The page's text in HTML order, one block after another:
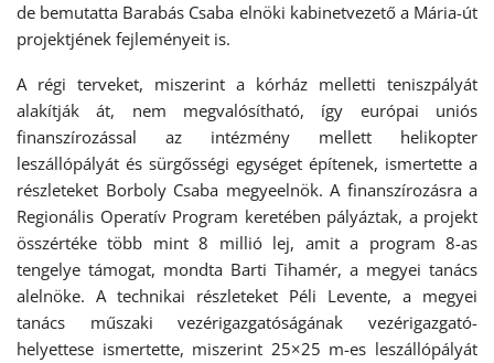
de bemutatta Barabás Csaba elnöki kabinetvezető a Mária-út
projektjének fejleményeit is.
A régi terveket, miszerint a kórház melletti teniszpályát
alakítják át, nem megvalósítható, így európai uniós
finanszírozással az intézmény mellett helikopter
leszállópályát és sürgősségi egységet építenek, ismertette a
részleteket Borboly Csaba megyeelnök. A finanszírozásra a
Regionális Operatív Program keretében pályáztak, a projekt
összértéke több mint 8 millió lej, amit a program 8-as
tengelye támogat, mondta Barti Tihamér, a megyei tanács
alelnöke. A technikai részleteket Péli Levente, a megyei
tanács műszaki vezérigazgatóságának vezérigazgató-
helyettese ismertette, miszerint 25×25 m-es leszállópályát